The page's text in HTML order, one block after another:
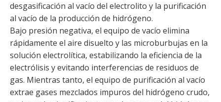
desgasificación al vacío del electrolito y la purificación
al vacío de la producción de hidrógeno.
Bajo presión negativa, el equipo de vacío elimina
rápidamente el aire disuelto y las microburbujas en la
solución electrolítica, estabilizando la eficiencia de la
electrólisis y evitando interferencias de residuos de
gas. Mientras tanto, el equipo de purificación al vacío
extrae gases mezclados impuros del hidrógeno crudo,